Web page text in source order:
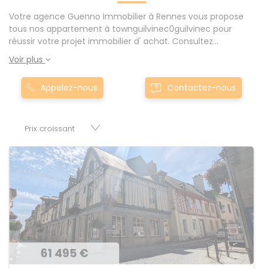
Votre agence Guenno Immobilier à Rennes vous propose
tous nos appartement à townguilvinec0guilvinec pour
réussir votre projet immobilier d' achat. Consultez
l'ensemble de nos offres à Rennes mais également aux
alentours : Le Rheu, Pacé, Montgermont... Nos appartement
à townguilvinec0guilvinec sont proposés au meilleur prix du
marché pour permettre au plus grand nombre de réussir
appartements, maisons, immeubles, terrains et murs.
Voir plus
Appelez-nous Contactez-nous
61 495 €